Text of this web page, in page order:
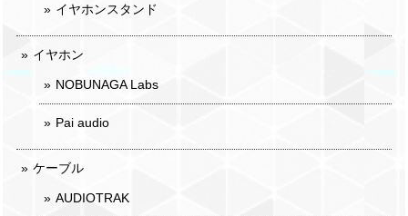
イヤホンスタンド
イヤホン
NOBUNAGA Labs
Pai audio
ケーブル
AUDIOTRAK